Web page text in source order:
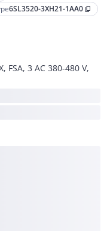
6SL3520-3XH21-1AA0 content_copy
FSA, 3 AC 380-480 V,